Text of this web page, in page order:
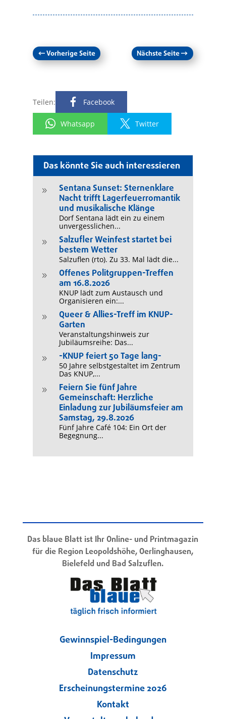
Das könnte Sie auch interessieren
9
Sentana Sunset: Sternenklare
Nacht trifft Lagerfeuerromantik
und musikalische Klänge
Dorf Sentana lädt ein zu einem
unvergesslichen...
9
Salzufler Weinfest startet bei
bestem Wetter
Salzuflen (rto). Zu 33. Mal lädt die...
9
Offenes Politgruppen-Treffen
am 16.8.2026
KNUP lädt zum Austausch und
Organisieren ein:...
9
Queer & Allies-Treff im KNUP-
Garten
Veranstaltungshinweis zur
Jubiläumsreihe: Das...
9 -KNUP feiert 50 Tage lang-
50 Jahre selbstgestaltet im Zentrum
Das KNUP,...
9
Feiern Sie fünf Jahre
Gemeinschaft: Herzliche
Einladung zur Jubiläumsfeier am
Samstag, 29.8.2026
Fünf Jahre Café 104: Ein Ort der
Begegnung...
←Vorherige Seite Nächste Seite→
Teilen: Facebook
Whatsapp Twitter
Das blaue Blatt ist Ihr Online- und Printmagazin
für die Region Leopoldshöhe, Oerlinghausen,
Bielefeld und Bad Salzuflen.
Gewinnspiel-Bedingungen
Impressum
Datenschutz
Erscheinungstermine 2026
Kontakt